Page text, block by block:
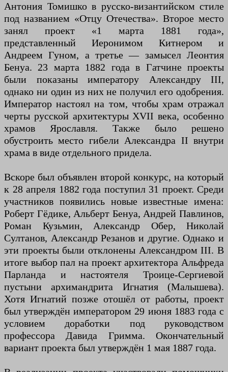
Антония Томишко в русско-византийском стиле
под названием «Отцу Отечества». Второе место
занял проект «1 марта 1881 года»,
представленный Иеронимом Китнером и
Андреем Гуном, а третье — замысел Леонтия
Бенуа. 23 марта 1882 года в Гатчине проекты
были показаны императору Александру III,
однако ни один из них не получил его одобрения.
Император настоял на том, чтобы храм отражал
черты русской архитектуры XVII века, особенно
храмов Ярославля. Также было решено
обустроить место гибели Александра II внутри
храма в виде отдельного придела.
Вскоре был объявлен второй конкурс, на который
к 28 апреля 1882 года поступил 31 проект. Среди
участников появились новые известные имена:
Роберт Гёдике, Альберт Бенуа, Андрей Павлинов,
Роман Кузьмин, Александр Обер, Николай
Султанов, Александр Резанов и другие. Однако и
эти проекты были отклонены Александром III. В
итоге выбор пал на проект архитектора Альфреда
Парланда и настоятеля Троице-Сергиевой
пустыни архимандрита Игнатия (Малышева).
Хотя Игнатий позже отошёл от работы, проект
был утверждён императором 29 июня 1883 года с
условием доработки под руководством
профессора Давида Гримма. Окончательный
вариант проекта был утверждён 1 мая 1887 года.